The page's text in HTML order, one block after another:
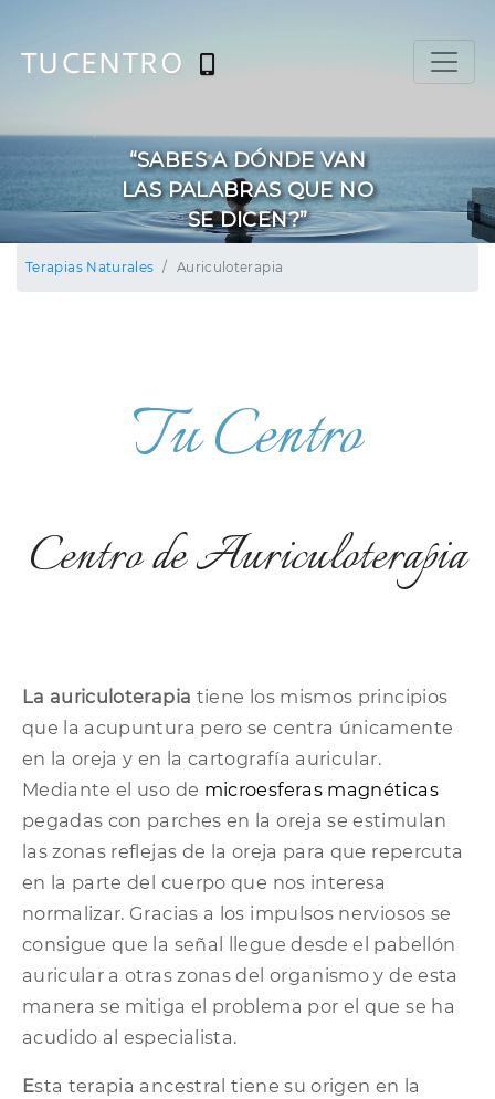
TUCENTRO
“SABES A DÓNDE VAN
LAS PALABRAS QUE NO
SE DICEN?”
Terapias Naturales Auriculoterapia
Tu Centro
Centro de Auriculoterapia
La auriculoterapia tiene los mismos principios
que la acupuntura pero se centra únicamente
en la oreja y en la cartografía auricular.
Mediante el uso de microesferas magnéticas
pegadas con parches en la oreja se estimulan
las zonas reflejas de la oreja para que repercuta
en la parte del cuerpo que nos interesa
normalizar. Gracias a los impulsos nerviosos se
consigue que la señal llegue desde el pabellón
auricular a otras zonas del organismo y de esta
manera se mitiga el problema por el que se ha
acudido al especialista.
Esta terapia ancestral tiene su origen en la